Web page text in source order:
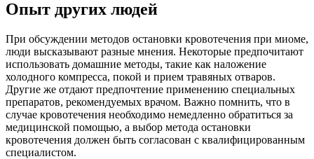
Опыт других людей
При обсуждении методов остановки кровотечения при миоме,
люди высказывают разные мнения. Некоторые предпочитают
использовать домашние методы, такие как наложение
холодного компресса, покой и прием травяных отваров.
Другие же отдают предпочтение применению специальных
препаратов, рекомендуемых врачом. Важно помнить, что в
случае кровотечения необходимо немедленно обратиться за
медицинской помощью, а выбор метода остановки
кровотечения должен быть согласован с квалифицированным
специалистом.